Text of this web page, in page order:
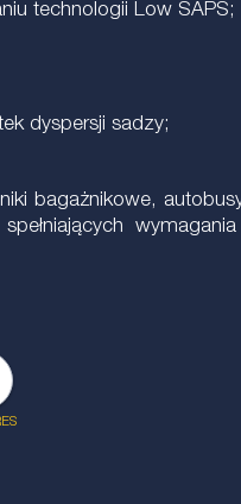
technologii Low SAPS;
dyspersji sadzy;
bagażnikowe,